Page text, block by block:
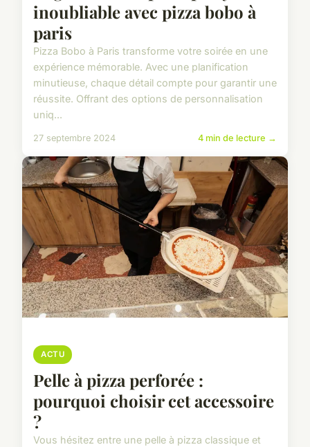
inoubliable avec pizza bobo à
paris
Pizza Bobo à Paris transforme votre soirée en une
expérience mémorable. Avec une planification
minutieuse, chaque détail compte pour garantir une
réussite. Offrant des options de personnalisation
uniq...
27 septembre 2024 4 min de lecture →
ACTU
Pelle à pizza perforée :
pourquoi choisir cet accessoire
?
Vous hésitez entre une pelle à pizza classique et